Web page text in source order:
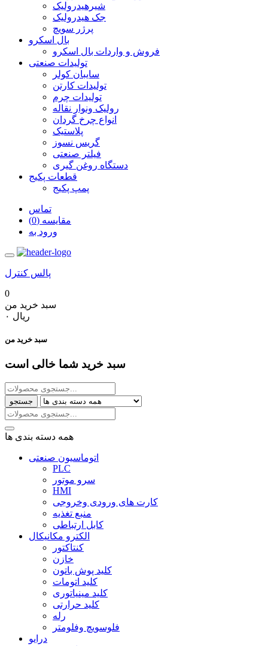
شیرهیدرولیک
جک هیدرولیک
پرژر سویچ
بال اسکرو
فروش و واردات بال اسکرو
تولیدات صنعتی
سایبان کولر
تولیدات کارتن
تولیدات چرم
رولیک ونوار نقاله
انواع چرخ گردان
پلاستیک
گریس نسوز
فیلتر صنعتی
دستگاه روغن گیری
قطعات پکیج
پمپ پکیج
تماس
مقایسه (0)
ورود به
پالس کنترل
0
سبد خرید من
‎ریال ۰
سبد خرید من
سبد خرید شما خالی است
جستجو
همه دسته بندی ها
اتوماسیون صنعتی
PLC
سرو موتور
HMI
کارت های ورودی وخروجی
منبع تغذیه
کابل ارتباطی
الکترو مکانیکال
کنتاکتور
خازن
کلید پوش باتون
کلید اتومات
کلید مینیاتوری
کلید حرارتی
رله
فلوسویچ وفلومتر
درایو